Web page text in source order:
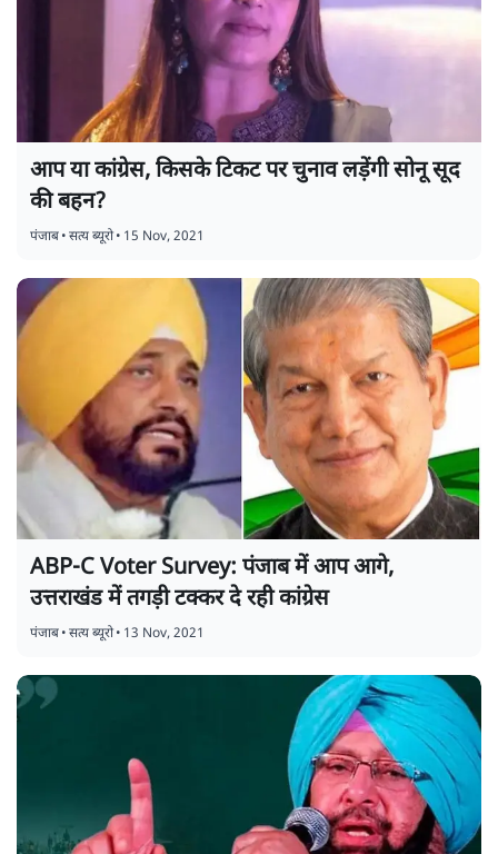
आप या कांग्रेस, किसके टिकट पर चुनाव लड़ेंगी सोनू सूद
की बहन?
पंजाब•सत्य ब्यूरो• 15 Nov, 2021
ABP-C Voter Survey: पंजाब में आप आगे,
उत्तराखंड में तगड़ी टक्कर दे रही कांग्रेस
पंजाब•सत्य ब्यूरो• 13 Nov, 2021